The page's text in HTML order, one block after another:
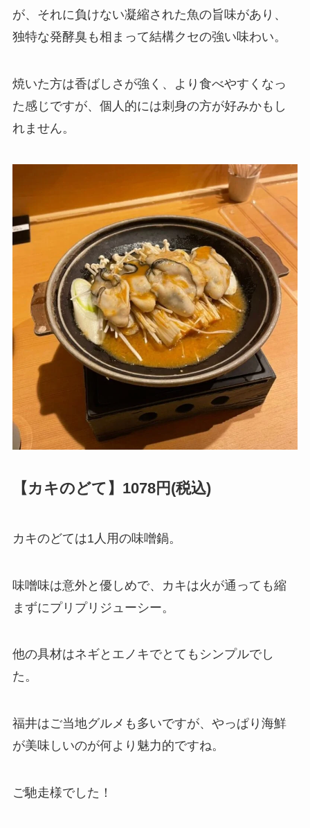
が、それに負けない凝縮された魚の旨味があり、
独特な発酵臭も相まって結構クセの強い味わい。
焼いた方は香ばしさが強く、より食べやすくなっ
た感じですが、個人的には刺身の方が好みかもし
れません。
【カキのどて】1078円(税込)
カキのどては1人用の味噌鍋。
味噌味は意外と優しめで、カキは火が通っても縮
まずにプリプリジューシー。
他の具材はネギとエノキでとてもシンプルでし
た。
福井はご当地グルメも多いですが、やっぱり海鮮
が美味しいのが何より魅力的ですね。
ご馳走様でした！